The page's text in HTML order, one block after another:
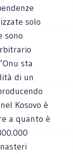
solo
sono
sta
di un
Kosovo è
a quanto è